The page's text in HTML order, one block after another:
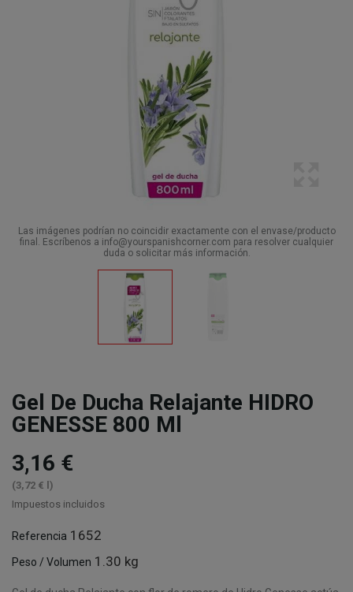
Las imágenes podrían no coincidir exactamente con el envase/producto
final. Escríbenos a info@yourspanishcorner.com para resolver cualquier
duda o solicitar más información.
Gel De Ducha Relajante HIDRO
GENESSE 800 Ml
3,16 €
(3,72 € l)
Impuestos incluidos
Referencia 1652
Peso / Volumen 1.30 kg